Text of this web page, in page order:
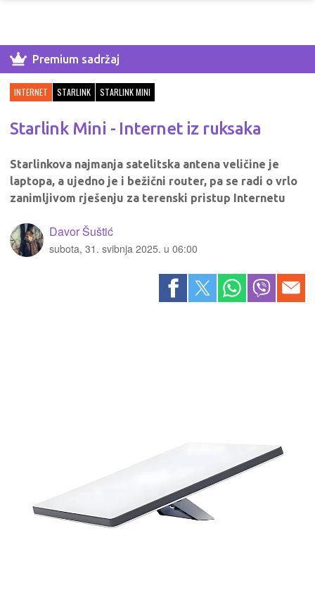
Premium sadržaj
INTERNET STARLINK STARLINK MINI
Starlink Mini - Internet iz ruksaka
Starlinkova najmanja satelitska antena veličine je
laptopa, a ujedno je i bežični router, pa se radi o vrlo
zanimljivom rješenju za terenski pristup Internetu
Davor Šuštić
subota, 31. svibnja 2025. u 06:00